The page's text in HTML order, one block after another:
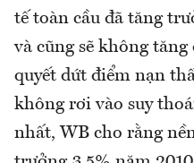
tế toàn cầu đã tăng
và cũng sẽ không
quyết dứt điểm nạn
không rơi vào suy
nhất, WB cho rằng